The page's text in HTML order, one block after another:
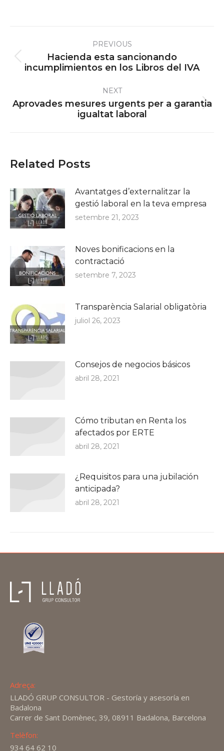
navigationPREVIOUS
Previous
post:
Hacienda esta sancionando
incumplimientos en los Libros del IVA
NEXT
Next
post:
Aprovades mesures urgents per a garantia
igualtat laboral
Related Posts
Avantatges d’externalitzar la
gestió laboral en la teva empresa
setembre 21, 2023
Noves bonificacions en la
contractació
setembre 7, 2023
Transparència Salarial obligatòria
juliol 26, 2023
Consejos de negocios básicos
abril 28, 2021
Cómo tributan en Renta los
afectados por ERTE
abril 28, 2021
¿Requisitos para una jubilación
anticipada?
abril 28, 2021
Adreça:
LLADÓ GRUP CONSULTOR - Gestoría y asesoría en
Badalona
Carrer de Sant Domènec, 39, 08911 Badalona, Barcelona
Telèfon:
934 64 62 10